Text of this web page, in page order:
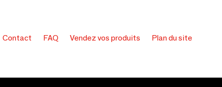
Contact FAQ Vendez vos produits Plan du site